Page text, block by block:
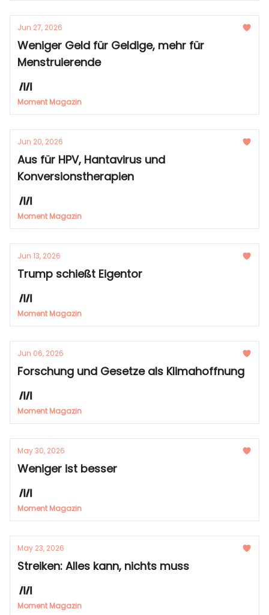
Jun 27, 2026
Weniger Geld für Geldige, mehr für
Menstruierende
Moment Magazin
Jun 20, 2026
Aus für HPV, Hantavirus und
Konversionstherapien
Moment Magazin
Jun 13, 2026
Trump schießt Eigentor
Moment Magazin
Jun 06, 2026
Forschung und Gesetze als Klimahoffnung
Moment Magazin
May 30, 2026
Weniger ist besser
Moment Magazin
May 23, 2026
Streiken: Alles kann, nichts muss
Moment Magazin